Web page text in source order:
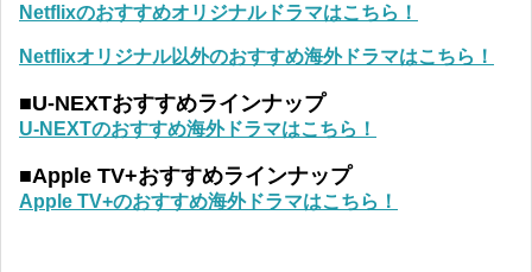
Netflixのおすすめオリジナルドラマはこちら！
Netflixオリジナル以外のおすすめ海外ドラマはこちら！
■U-NEXTおすすめラインナップ
U-NEXTのおすすめ海外ドラマはこちら！
■Apple TV+おすすめラインナップ
Apple TV+のおすすめ海外ドラマはこちら！